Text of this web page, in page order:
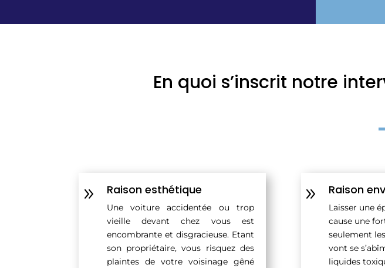
En quoi s’inscrit notre
9 Raison esthétique
Une voiture accidentée ou trop
vieille devant chez vous est
encombrante et disgracieuse. Etant
son propriétaire, vous risquez des
plaintes de votre voisinage gêné
9 Raison
Laisser une
cause une
seulement
vont se
liquides